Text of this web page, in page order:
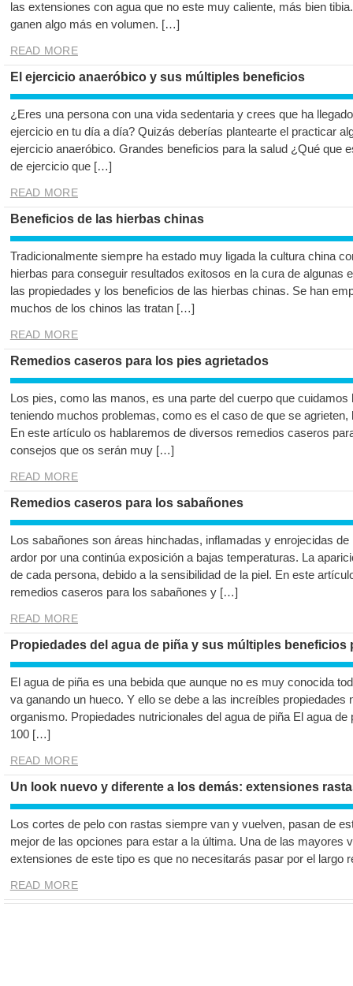
las extensiones con agua que no este muy caliente, más bien
ganen algo más en volumen. […]
READ MORE
El ejercicio anaeróbico y sus múltiples beneficios
¿Eres una persona con una vida sedentaria y crees que ha
ejercicio en tu día a día? Quizás deberías plantearte el practicar
ejercicio anaeróbico. Grandes beneficios para la salud ¿Qué que
de ejercicio que […]
READ MORE
Beneficios de las hierbas chinas
Tradicionalmente siempre ha estado muy ligada la cultura china
hierbas para conseguir resultados exitosos en la cura de algunas
las propiedades y los beneficios de las hierbas chinas. Se han
muchos de los chinos las tratan […]
READ MORE
Remedios caseros para los pies agrietados
Los pies, como las manos, es una parte del cuerpo que
teniendo muchos problemas, como es el caso de que se
En este artículo os hablaremos de diversos remedios caseros
consejos que os serán muy […]
READ MORE
Remedios caseros para los sabañones
Los sabañones son áreas hinchadas, inflamadas y enrojecidas
ardor por una continúa exposición a bajas temperaturas. La
de cada persona, debido a la sensibilidad de la piel. En este
remedios caseros para los sabañones y […]
READ MORE
Propiedades del agua de piña y sus múltiples beneficios
El agua de piña es una bebida que aunque no es muy conocida
va ganando un hueco. Y ello se debe a las increíbles propiedades
organismo. Propiedades nutricionales del agua de piña El agua
100 […]
READ MORE
Un look nuevo y diferente a los demás: extensiones
Los cortes de pelo con rastas siempre van y vuelven, pasan de
mejor de las opciones para estar a la última. Una de las mayores
extensiones de este tipo es que no necesitarás pasar por el largo
READ MORE